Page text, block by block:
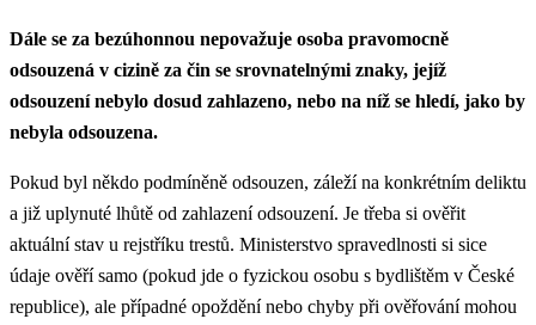
Dále se za bezúhonnou nepovažuje osoba pravomocně
odsouzená v cizině za čin se srovnatelnými znaky, jejíž
odsouzení nebylo dosud zahlazeno, nebo na níž se hledí, jako by
nebyla odsouzena.
Pokud byl někdo podmíněně odsouzen, záleží na konkrétním deliktu
a již uplynuté lhůtě od zahlazení odsouzení. Je třeba si ověřit
aktuální stav u rejstříku trestů. Ministerstvo spravedlnosti si sice
údaje ověří samo (pokud jde o fyzickou osobu s bydlištěm v České
republice), ale případné opoždění nebo chyby při ověřování mohou